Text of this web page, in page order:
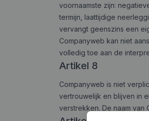
voornaamste zijn:
termijn, laattijdige
vervangt geenszins een
Companyweb kan niet
volledig toe aan de
Artikel 8
Companyweb is niet
vertrouwelijk en blijven in
verstrekken. De naam van